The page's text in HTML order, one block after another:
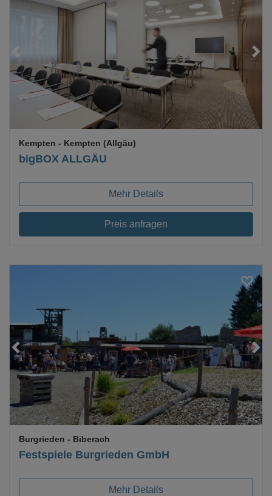
bigBOX ALLGÄU
Kempten - Kempten (Allgäu)
Mehr Details
Preis anfragen
Loading...
Festspiele Burgrieden GmbH
Burgrieden - Biberach
Mehr Details